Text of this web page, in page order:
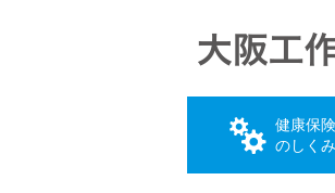
健康保険
のしくみ